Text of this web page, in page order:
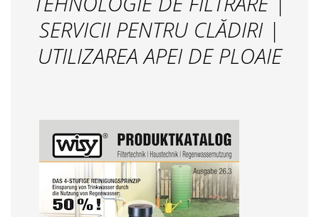
SERVICII PENTRU CLĂDIRI |
UTILIZAREA APEI DE PLOAIE